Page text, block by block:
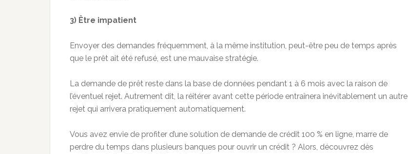
3) Être impatient
Envoyer des demandes fréquemment, à la même institution, peut-être peu de temps après
que le prêt ait été refusé, est une mauvaise stratégie.
La demande de prêt reste dans la base de données pendant 1 à 6 mois avec la raison de
l’éventuel rejet. Autrement dit, la réitérer avant cette période entraînera inévitablement un autre
rejet qui arrivera pratiquement automatiquement.
Vous avez envie de profiter d’une solution de demande de crédit 100 % en ligne, marre de
perdre du temps dans plusieurs banques pour ouvrir un crédit ? Alors, découvrez dès